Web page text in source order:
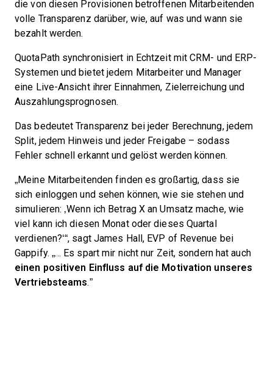
die von diesen Provisionen betroffenen Mitarbeitenden
volle Transparenz darüber, wie, auf was und wann sie
bezahlt werden.
QuotaPath synchronisiert in Echtzeit mit CRM- und ERP-
Systemen und bietet jedem Mitarbeiter und Manager
eine Live-Ansicht ihrer Einnahmen, Zielerreichung und
Auszahlungsprognosen.
Das bedeutet Transparenz bei jeder Berechnung, jedem
Split, jedem Hinweis und jeder Freigabe – sodass
Fehler schnell erkannt und gelöst werden können.
„Meine Mitarbeitenden finden es großartig, dass sie
sich einloggen und sehen können, wie sie stehen und
simulieren: ‚Wenn ich Betrag X an Umsatz mache, wie
viel kann ich diesen Monat oder dieses Quartal
verdienen?‘“, sagt James Hall, EVP of Revenue bei
Gappify. „… Es spart mir nicht nur Zeit, sondern hat auch
einen positiven Einfluss auf die Motivation unseres
Vertriebsteams.”